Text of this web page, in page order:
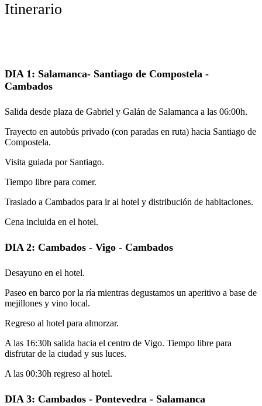
Itinerario
DIA 1: Salamanca- Santiago de Compostela -
Cambados
Salida desde plaza de Gabriel y Galán de Salamanca a las 06:00h.
Trayecto en autobús privado (con paradas en ruta) hacia Santiago de
Compostela.
Visita guiada por Santiago.
Tiempo libre para comer.
Traslado a Cambados para ir al hotel y distribución de habitaciones.
Cena incluida en el hotel.
DIA 2: Cambados - Vigo - Cambados
Desayuno en el hotel.
Paseo en barco por la ría mientras degustamos un aperitivo a base de
mejillones y vino local.
Regreso al hotel para almorzar.
A las 16:30h salida hacia el centro de Vigo. Tiempo libre para
disfrutar de la ciudad y sus luces.
A las 00:30h regreso al hotel.
DIA 3: Cambados - Pontevedra - Salamanca